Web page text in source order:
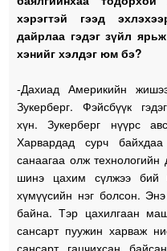
хэрэгтэй гээд
дайрлаа гэдэг зүйл
хэнийг хэлдэг юм бэ?
-Дахиад Америкийн
Зукерберг. Фэйсбүүк
хүн. Зукерберг нүүрс
Харвардад сурч
санаагаа олж технологийн
шинэ цахим сүлжээ бий
хүмүүсийн нэг болсон.
байна. Тэр цахилгаан
сансарт пуужин харваж
сансарт гацчихсан